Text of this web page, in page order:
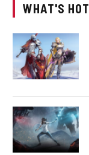
WHAT'S HOT